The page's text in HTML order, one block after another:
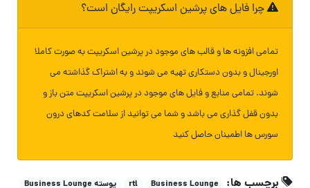
چرا فایل های پرشین اسکریپت رایگان است؟
تمامی افزونه ها و قالب های موجود در پرشین اسکریپت به صورت کاملا
اورجینال و بدون دستکاری تهیه می شوند و به اشتراک گذاشته می
شوند. تمامی منابع و فایل های موجود در پرشین اسکریپت متن باز و
بدون قفل گذاری می باشد و شما می توانید از سلامت کدهای درون
سورس ها اطمینان حاصل کنید
برچسب ها: Business Lounge
rtl پوسته Business Lounge